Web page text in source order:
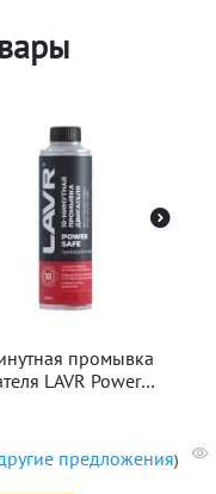
промывка
LAVR Power
предложения)